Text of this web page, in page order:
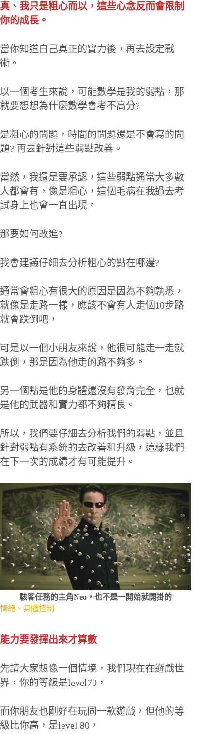
真、我只是粗心而以，這些心念反而會限制
你的成長。
當你知道自己真正的實力後，再去設定戰
術。
以一個考生來說，可能數學是我的弱點，那
就要想想為什麼數學會考不高分?
是粗心的問題，時間的問題還是不會寫的問
題? 再去針對這些弱點改善。
當然，我還是要承認，這些弱點通常大多數
人都會有，像是粗心，這個毛病在我過去考
試身上也會一直出現。
那要如何改進?
我會建議仔細去分析粗心的點在哪邊?
通常會粗心有很大的原因是因為不夠孰悉，
就像是走路一樣，應該不會有人走個10步路
就會跌倒吧，
可是以一個小朋友來說，他很可能走一走就
跌倒，那是因為他走的路不夠多。
另一個點是他的身體還沒有發育完全，也就
是他的武器和實力都不夠精良。
所以，我們要仔細去分析我們的弱點，並且
針對弱點有系統的去改善和升級，這樣我們
在下一次的成績才有可能提升。
駭客任務的主角Neo，也不是一開始就開掛的
情緒、身體控制
能力要發揮出來才算數
先請大家想像一個情境，我們現在在遊戲世
界，你的等級是level70，
而你朋友也剛好在玩同一款遊戲，但他的等
級比你高，是level 80，